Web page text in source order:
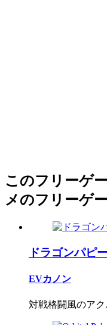
このフリーゲ
メのフリーゲ
ドラゴンパピー
EVカノン
対戦格闘風のアク